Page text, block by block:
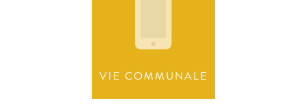
VIE COMMUNALE